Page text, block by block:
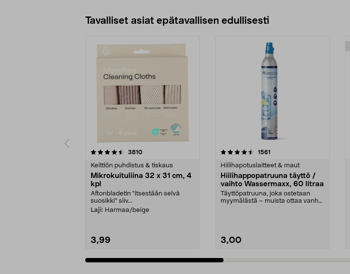
Tavalliset asiat epätavallisen edullisesti
3810arvostelut
Keittiön puhdistus & tiskaus
Mikrokuituliina 32 x 31 cm, 4
kpl
Aftonbladetin "itsestään selvä
suosikki" siiv...
Laji: Harmaa/beige
3,99
4.5viidestä
1561
Hiilihapotuslaitteet & maut
Hiilihappopatruuna täyttö /
vaihto Wassermaxx, 60 litraa
Täyttöpatruuna, joka ostetaan
myymälästä – muista ottaa vanha
3,00
4.5viidestä